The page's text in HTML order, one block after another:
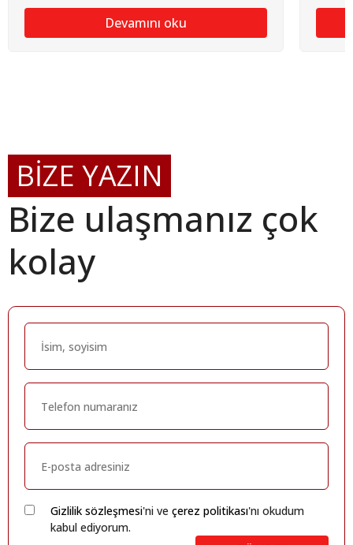
Devamını oku
BİZE YAZIN
Bize ulaşmanız çok
kolay
Gizlilik sözleşmesi'ni ve çerez politikası'nı okudum
kabul ediyorum.